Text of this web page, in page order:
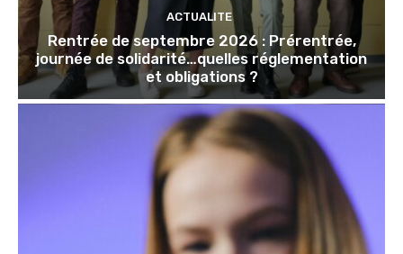
ACTUALITE
Rentrée de septembre 2026 : Prérentrée,
journée de solidarité…quelles réglementation
et obligations ?